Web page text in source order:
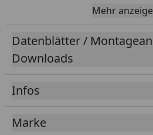
Auslaufartikel - kein Nachbezug
Merkmale
Material
BEE WETT, Bezug 100 %
Mehr
Datenblätter /
Downloads
Infos
Marke